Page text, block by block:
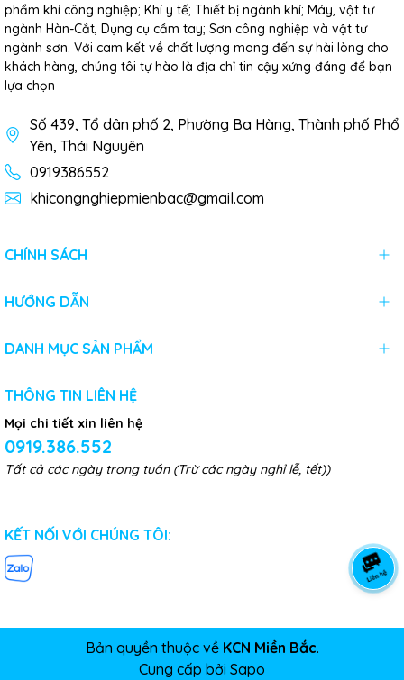
phẩm khí công nghiệp; Khí y tế; Thiết bị ngành khí; Máy, vật tư
ngành Hàn-Cắt, Dụng cụ cầm tay; Sơn công nghiệp và vật tư
ngành sơn. Với cam kết về chất lượng mang đến sự hài lòng cho
khách hàng, chúng tôi tự hào là địa chỉ tin cậy xứng đáng để bạn
lựa chọn
Số 439, Tổ dân phố 2, Phường Ba Hàng, Thành phố Phổ
Yên, Thái Nguyên
0919386552
khicongnghiepmienbac@gmail.com
CHÍNH SÁCH
HƯỚNG DẪN
DANH MỤC SẢN PHẨM
THÔNG TIN LIÊN HỆ
Mọi chi tiết xin liên hệ
0919.386.552
Tất cả các ngày trong tuần (Trừ các ngày nghỉ lễ, tết))
KẾT NỐI VỚI CHÚNG TÔI:
Bản quyền thuộc về KCN Miền Bắc.
Cung cấp bởi Sapo